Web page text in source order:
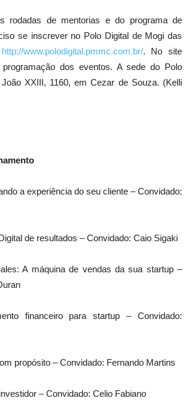
rodadas de mentorias e do programa de
se inscrever no Polo Digital de Mogi das
http://www.polodigital.pmmc.com.br/. No site
dos eventos. A sede do Polo
XXIII, 1160, em Cezar de Souza. (Kelli
a experiência do seu cliente – Convidado:
de resultados – Convidado: Caio Sigaki
A máquina de vendas da sua startup –
financeiro para startup – Convidado:
propósito – Convidado: Fernando Martins
– Convidado: Celio Fabiano